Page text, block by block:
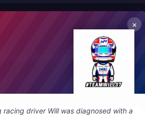
With wired and wireless intercom stations
×
racing driver Will was diagnosed with a